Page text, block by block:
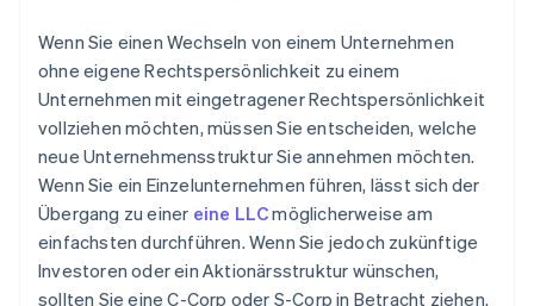
Wenn Sie einen Wechseln von einem Unternehmen
ohne eigene Rechtspersönlichkeit zu einem
Unternehmen mit eingetragener Rechtspersönlichkeit
vollziehen möchten, müssen Sie entscheiden, welche
neue Unternehmensstruktur Sie annehmen möchten.
Wenn Sie ein Einzelunternehmen führen, lässt sich der
Übergang zu einer eine LLCmöglicherweise am
einfachsten durchführen. Wenn Sie jedoch zukünftige
Investoren oder ein Aktionärsstruktur wünschen,
sollten Sie eine C-Corp oder S-Corp in Betracht ziehen.